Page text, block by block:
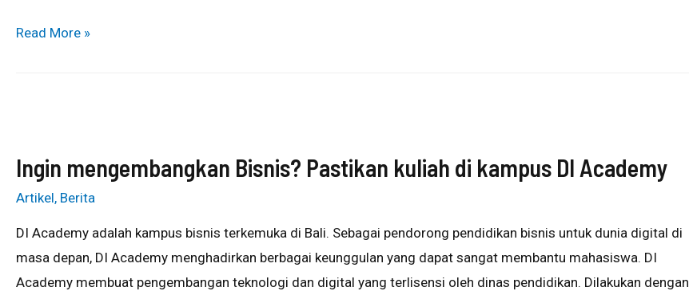
Read More »
Ingin mengembangkan Bisnis? Pastikan kuliah di kampus DI Academy
Artikel, Berita
DI Academy adalah kampus bisnis terkemuka di Bali. Sebagai pendorong pendidikan bisnis untuk dunia digital di
masa depan, DI Academy menghadirkan berbagai keunggulan yang dapat sangat membantu mahasiswa. DI
Academy membuat pengembangan teknologi dan digital yang terlisensi oleh dinas pendidikan. Dilakukan dengan